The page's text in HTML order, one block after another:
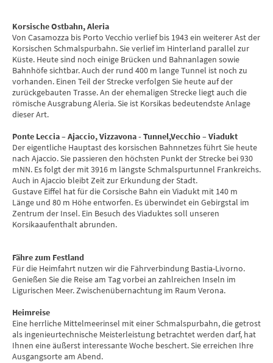
Korsische Ostbahn, Aleria
Von Casamozza bis Porto Vecchio verlief bis 1943 ein weiterer Ast der
Korsischen Schmalspurbahn. Sie verlief im Hinterland parallel zur
Küste. Heute sind noch einige Brücken und Bahnanlagen sowie
Bahnhöfe sichtbar. Auch der rund 400 m lange Tunnel ist noch zu
vorhanden. Einen Teil der Strecke verfolgen Sie heute auf der
zurückgebauten Trasse. An der ehemaligen Strecke liegt auch die
römische Ausgrabung Aleria. Sie ist Korsikas bedeutendste Anlage
dieser Art.
Ponte Leccia – Ajaccio, Vizzavona - Tunnel,Vecchio – Viadukt
Der eigentliche Hauptast des korsischen Bahnnetzes führt Sie heute
nach Ajaccio. Sie passieren den höchsten Punkt der Strecke bei 930
mNN. Es folgt der mit 3916 m längste Schmalspurtunnel Frankreichs.
Auch in Ajaccio bleibt Zeit zur Erkundung der Stadt.
Gustave Eiffel hat für die Corsische Bahn ein Viadukt mit 140 m
Länge und 80 m Höhe entworfen. Es überwindet ein Gebirgstal im
Zentrum der Insel. Ein Besuch des Viaduktes soll unseren
Korsikaaufenthalt abrunden.
Fähre zum Festland
Für die Heimfahrt nutzen wir die Fährverbindung Bastia-Livorno.
Genießen Sie die Reise am Tag vorbei an zahlreichen Inseln im
Ligurischen Meer. Zwischenübernachtung im Raum Verona.
Heimreise
Eine herrliche Mittelmeerinsel mit einer Schmalspurbahn, die getrost
als ingenieurtechnische Meisterleistung betrachtet werden darf, hat
Ihnen eine äußerst interessante Woche beschert. Sie erreichen Ihre
Ausgangsorte am Abend.